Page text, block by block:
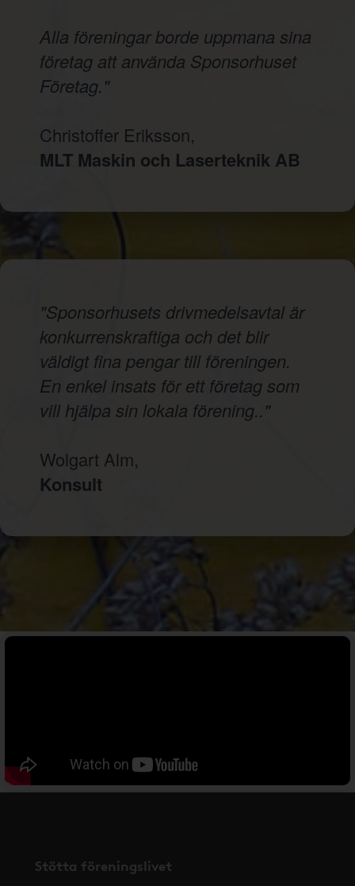
Alla föreningar borde uppmana sina
företag att använda Sponsorhuset
Företag."
Christoffer Eriksson,
MLT Maskin och Laserteknik AB
"Sponsorhusets drivmedelsavtal är
konkurrenskraftiga och det blir
väldigt fina pengar till föreningen.
En enkel insats för ett företag som
vill hjälpa sin lokala förening.."
Wolgart Alm,
Konsult
Stötta föreningslivet